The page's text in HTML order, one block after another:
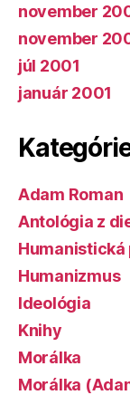
november
november
júl 2001
január 2001
Adam Roman
Antológia z
Humanistická
Humanizmus
Ideológia
Knihy
Morálka
Morálka